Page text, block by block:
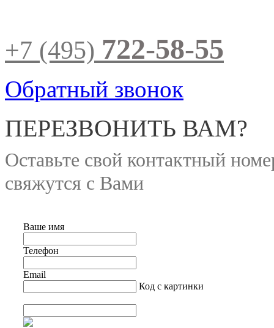
+7 (495) 722-58-55
Обратный звонок
ПЕРЕЗВОНИТЬ ВАМ?
Оставьте свой контактный
свяжутся с Вами
Ваше имя
Телефон
Email
Код с картинки